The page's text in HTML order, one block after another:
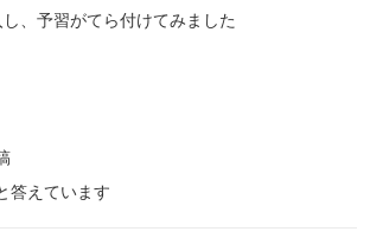
、予習がてら付けてみました
答えています